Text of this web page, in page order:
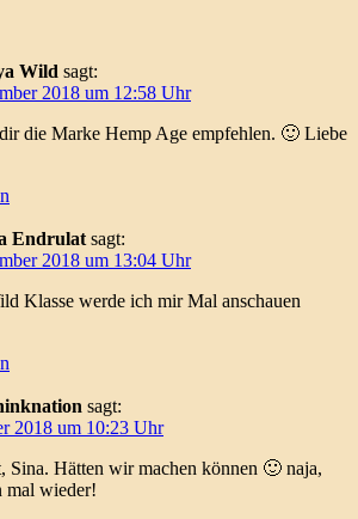
Wild sagt:
2018 um 12:58 Uhr
die Marke Hemp Age empfehlen. 🙂 Liebe
Endrulat sagt:
2018 um 13:04 Uhr
Klasse werde ich mir Mal anschauen
sagt:
2018 um 10:23 Uhr
Sina. Hätten wir machen können 🙂 naja,
mal wieder!